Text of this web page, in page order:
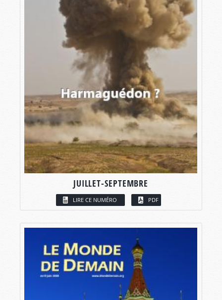
JUILLET-SEPTEMBRE
LIRE CE NUMÉRO PDF